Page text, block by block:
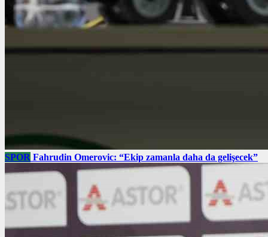
SPOR Fahrudin Omerovic: “Ekip zamanla daha da gelişecek”